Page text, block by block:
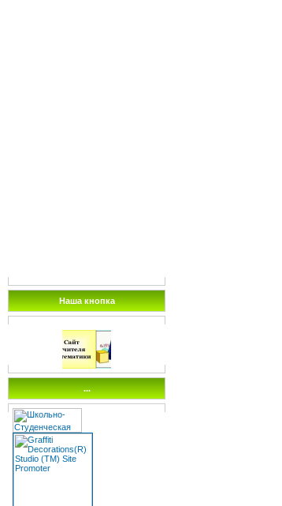
Наша кнопка
...